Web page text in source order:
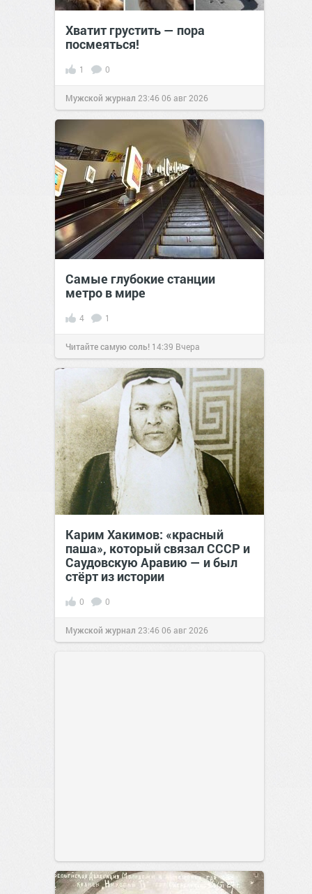
Хватит грустить — пора
посмеяться!
1 0
Мужской журнал 23:4606 авг 2026
Самые глубокие станции
метро в мире
4 1
Читайте самую соль! 14:39 Вчера
Карим Хакимов: «красный
паша», который связал СССР и
Саудовскую Аравию — и был
стёрт из истории
0 0
Мужской журнал 23:4606 авг 2026